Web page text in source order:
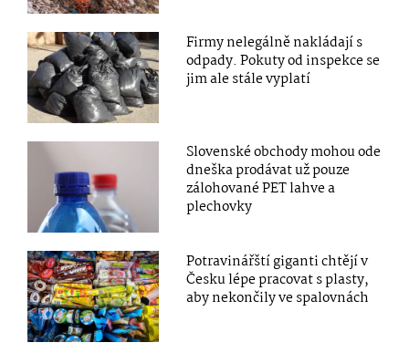
Firmy nelegálně nakládají s
odpady. Pokuty od inspekce se
jim ale stále vyplatí
Slovenské obchody mohou ode
dneška prodávat už pouze
zálohované PET lahve a
plechovky
Potravinářští giganti chtějí v
Česku lépe pracovat s plasty,
aby nekončily ve spalovnách